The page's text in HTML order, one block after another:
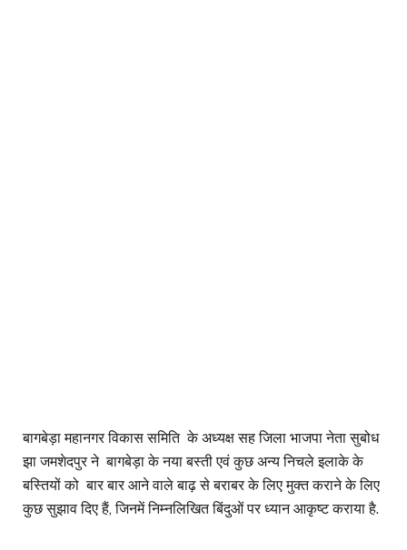
बागबेड़ा महानगर विकास समिति के अध्यक्ष सह जिला भाजपा नेता सुबोध
झा जमशेदपुर ने बागबेड़ा के नया बस्ती एवं कुछ अन्य निचले इलाके के
बस्तियों को बार बार आने वाले बाढ़ से बराबर के लिए मुक्त कराने के लिए
कुछ सुझाव दिए हैं, जिनमें निम्नलिखित बिंदुओं पर ध्यान आकृष्ट कराया है.